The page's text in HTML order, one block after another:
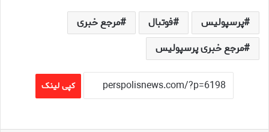
پرسپولیس فوتبال
مرجع خبری
مرجع خبری پرسپولیس
کپی لینک